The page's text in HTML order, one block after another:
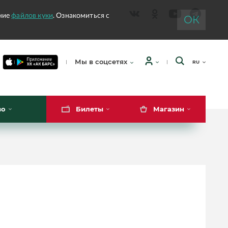
Мы в соцсетях RU
Билеты Магазин
файлов куки. Ознакомиться с
ОК